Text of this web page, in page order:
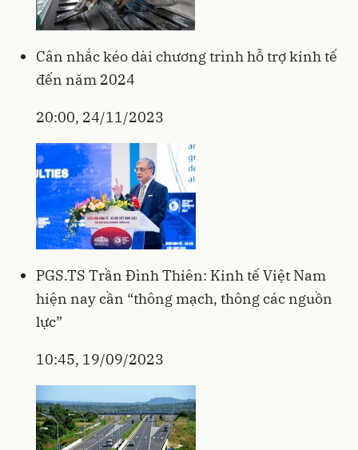
Cân nhắc kéo dài chương trình hỗ trợ kinh tế
đến năm 2024
20:00, 24/11/2023
PGS.TS Trần Đình Thiên: Kinh tế Việt Nam
hiện nay cần “thông mạch, thông các nguồn
lực”
10:45, 19/09/2023